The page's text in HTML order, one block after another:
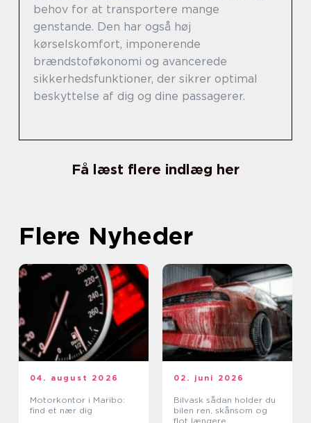
behov for at transportere mange
genstande. Den har også høj
kørselskomfort, imponerende
brændstoføkonomi og avancerede
sikkerhedsfunktioner, der sikrer optimal
beskyttelse af dig og dine passagerer.
Få læst flere indlæg her
Flere Nyheder
04. august 2026
Motorkontor i Maribo:
find et nær dig
02. juni 2026
Bilvask sådan holder du
bilen ren, skånsom og
flot længere